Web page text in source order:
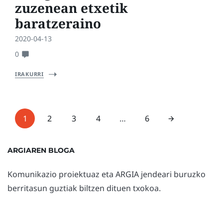
zuzenean etxetik
baratzeraino
2020-04-13
0
IRAKURRI
1 2 3 4 … 6
ARGIAREN BLOGA
Komunikazio proiektuaz eta ARGIA jendeari buruzko
berritasun guztiak biltzen dituen txokoa.